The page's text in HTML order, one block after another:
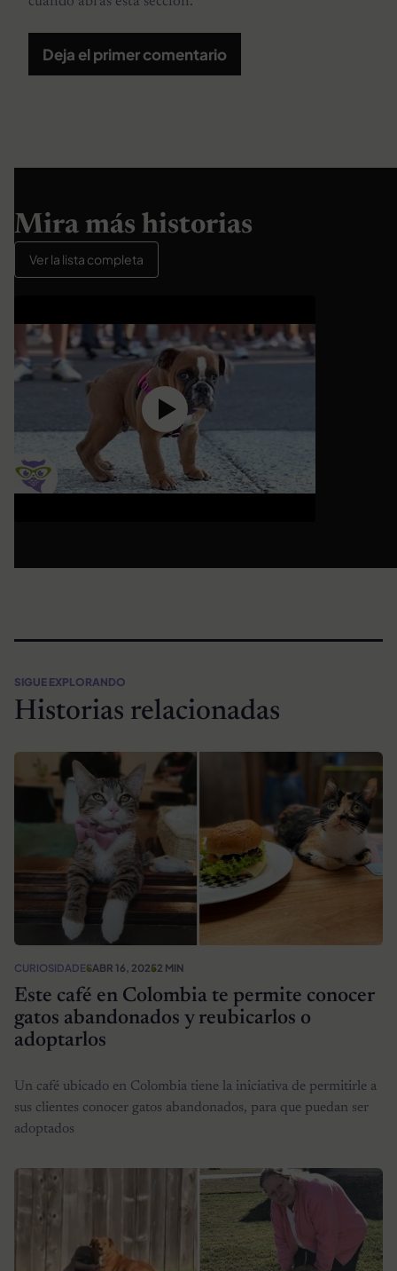
Deja el primer comentario
Mira más historias
Ver la lista completa
SIGUE EXPLORANDO
Historias relacionadas
CURIOSIDADESABR 16, 20252 MIN
Este café en Colombia te permite conocer
gatos abandonados y reubicarlos o
adoptarlos
Un café ubicado en Colombia tiene la iniciativa de permitirle a
sus clientes conocer gatos abandonados, para que puedan ser
adoptados